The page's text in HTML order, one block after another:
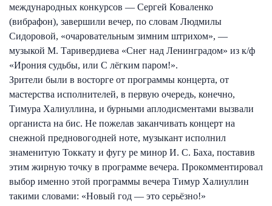
международных конкурсов — Сергей Коваленко
(вибрафон), завершили вечер, по словам Людмилы
Сидоровой, «очаровательным зимним штрихом», —
музыкой М. Таривердиева «Снег над Ленинградом» из к/ф
«Ирония судьбы, или С лёгким паром!».
Зрители были в восторге от программы концерта, от
мастерства исполнителей, в первую очередь, конечно,
Тимура Халиуллина, и бурными аплодисментами вызвали
органиста на бис. Не пожелав заканчивать концерт на
снежной предновогодней ноте, музыкант исполнил
знаменитую Токкату и фугу ре минор И. С. Баха, поставив
этим жирную точку в программе вечера. Прокомментировал
выбор именно этой программы вечера Тимур Халиуллин
такими словами: «Новый год — это серьёзно!»